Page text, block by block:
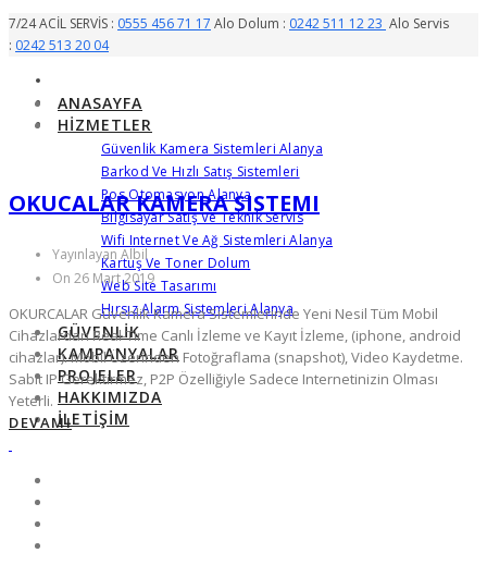
7/24 ACİL SERVİS : 0555 456 71 17 Alo Dolum : 0242 511 12 23 Alo Servis
: 0242 513 20 04
ANASAYFA
HIZMETLER
Güvenlik Kamera Sistemleri Alanya
Barkod Ve Hızlı Satış Sistemleri
Pos Otomasyon Alanya
Bilgisayar Satış Ve Teknik Servis
Wifi Internet Ve Ağ Sistemleri Alanya
Kartuş Ve Toner Dolum
Web Site Tasarımı
Hırsız Alarm Sistemleri Alanya
GÜVENLIK
KAMPANYALAR
PROJELER
HAKKIMIZDA
İLETIŞIM
OKUCALAR KAMERA SISTEMI
Yayınlayan Albil
On 26 Mart 2019
OKURCALAR Güvenlik Kamera Sistemlerinde Yeni Nesil Tüm Mobil
Cihazlardan Real-Time Canlı İzleme ve Kayıt İzleme, (iphone, android
cihazlar). Mobil Üzerinden Fotoğraflama (snapshot), Video Kaydetme.
Sabit IP Gerektirmez, P2P Özelliğiyle Sadece Internetinizin Olması
Yeterli.
DEVAMI